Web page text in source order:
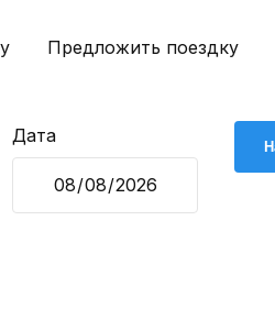
Предложить поездку
Дата